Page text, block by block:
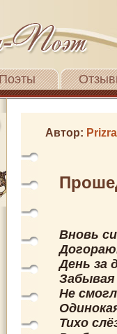
Автор:
Вновь
День за
Не
Тихо